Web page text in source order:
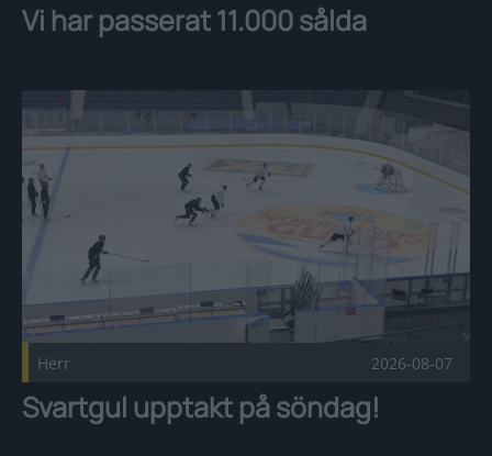
Vi har passerat 11.000 sålda
Svartgul upptakt på söndag! Publicerad 2026-08-07
Herr 2026-08-07
Svartgul upptakt på söndag!